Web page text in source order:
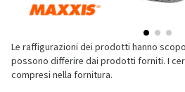
Le raffigurazioni dei prodotti hanno
possono differire dai prodotti forniti. I
compresi nella fornitura.